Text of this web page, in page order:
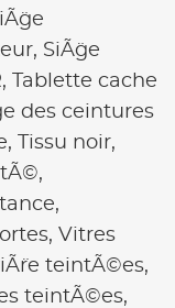
SiÃ¨ge
Tablette cache
des ceintures
Tissu noir,
Vitres
teintÃ©es,
teintÃ©es,